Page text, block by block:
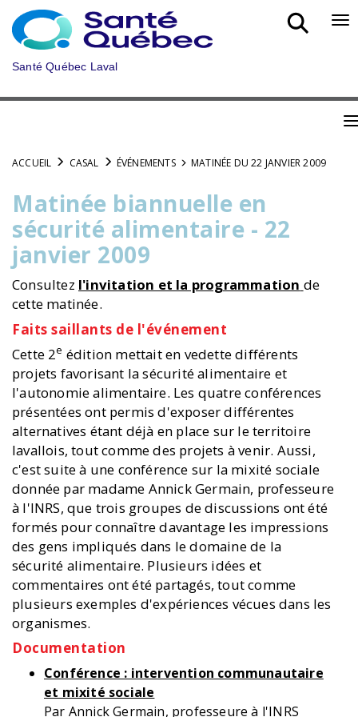
Aller
au
menu
principal
Santé Québec Laval
ACCUEIL CASAL ÉVÉNEMENTS MATINÉE DU 22 JANVIER 2009
Matinée biannuelle en
sécurité alimentaire - 22
janvier 2009
Consultez l'invitation et la programmation de
cette matinée.
Faits saillants de l'événement
Cette 2e édition mettait en vedette différents
projets favorisant la sécurité alimentaire et
l'autonomie alimentaire. Les quatre conférences
présentées ont permis d'exposer différentes
alternatives étant déjà en place sur le territoire
lavallois, tout comme des projets à venir. Aussi,
c'est suite à une conférence sur la mixité sociale
donnée par madame Annick Germain, professeure
à l'INRS, que trois groupes de discussions ont été
formés pour connaître davantage les impressions
des gens impliqués dans le domaine de la
sécurité alimentaire. Plusieurs idées et
commentaires ont été partagés, tout comme
plusieurs exemples d'expériences vécues dans les
organismes.
Documentation
Conférence : intervention communautaire
et mixité sociale
Par Annick Germain, professeure à l'INRS